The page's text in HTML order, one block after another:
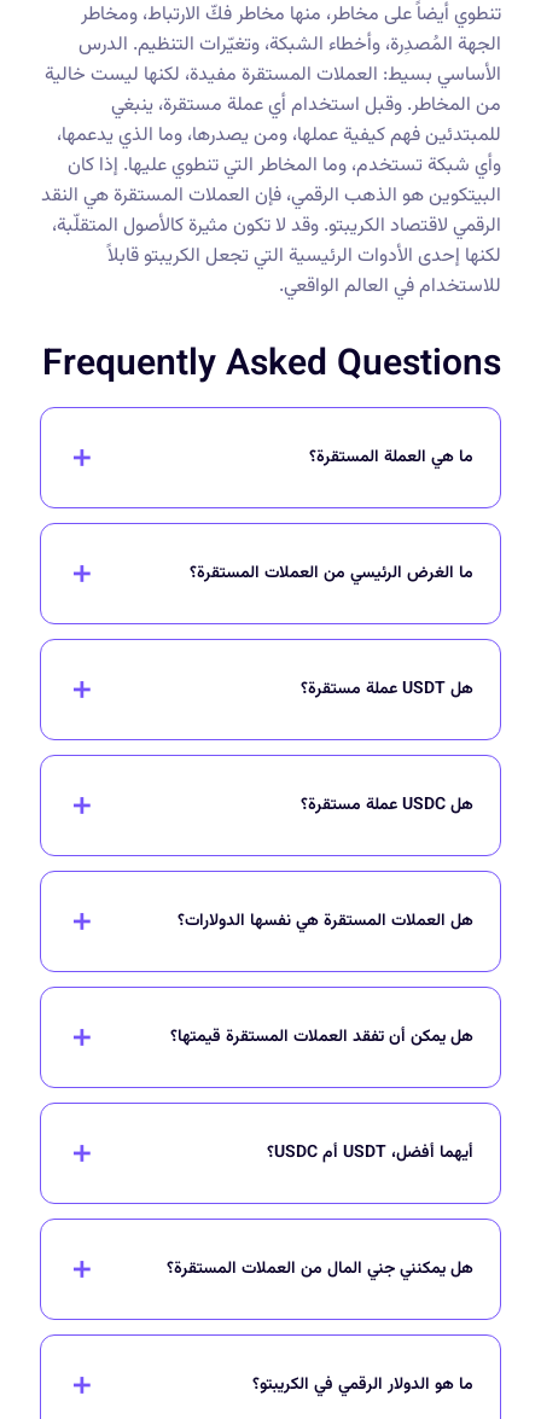
تنطوي أيضاً على مخاطر، منها مخاطر فكّ الارتباط، ومخاطر
الجهة المُصدِرة، وأخطاء الشبكة، وتغيّرات التنظيم. الدرس
الأساسي بسيط: العملات المستقرة مفيدة، لكنها ليست خالية
من المخاطر. وقبل استخدام أي عملة مستقرة، ينبغي
للمبتدئين فهم كيفية عملها، ومن يصدرها، وما الذي يدعمها،
وأي شبكة تستخدم، وما المخاطر التي تنطوي عليها. إذا كان
البيتكوين هو الذهب الرقمي، فإن العملات المستقرة هي النقد
الرقمي لاقتصاد الكريبتو. وقد لا تكون مثيرة كالأصول المتقلّبة،
لكنها إحدى الأدوات الرئيسية التي تجعل الكريبتو قابلاً
للاستخدام في العالم الواقعي.
Frequently Asked Questions
ما هي العملة المستقرة؟
ما الغرض الرئيسي من العملات المستقرة؟
هل USDT عملة مستقرة؟
هل USDC عملة مستقرة؟
هل العملات المستقرة هي نفسها الدولارات؟
هل يمكن أن تفقد العملات المستقرة قيمتها؟
أيهما أفضل، USDT أم USDC؟
هل يمكنني جني المال من العملات المستقرة؟
ما هو الدولار الرقمي في الكريبتو؟